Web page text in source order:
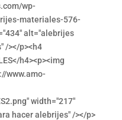
wp-
materiales-576-
alt="alebrijes
/></p><h4
h4><p><img
www.amo-
width="217"
hacer alebrijes" /></p>